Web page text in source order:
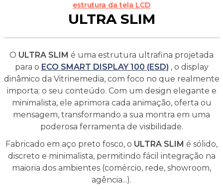
estrutura da tela LCD
ULTRA SLIM
O ULTRA SLIM é uma estrutura ultrafina projetada
para o ECO SMART DISPLAY 100 (ESD) , o display
dinâmico da Vitrinemedia, com foco no que realmente
importa: o seu conteúdo. Com um design elegante e
minimalista, ele aprimora cada animação, oferta ou
mensagem, transformando a sua montra em uma
poderosa ferramenta de visibilidade.
Fabricado em aço preto fosco, o ULTRA SLIM é sólido,
discreto e minimalista, permitindo fácil integração na
maioria dos ambientes (comércio, rede, showroom,
agência...).